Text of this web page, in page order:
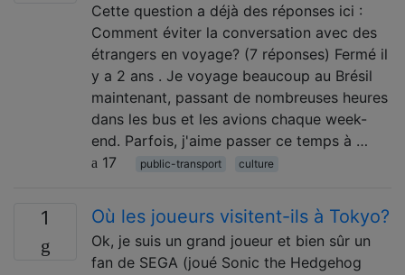
Cette question a déjà des réponses ici :
Comment éviter la conversation avec des
étrangers en voyage? (7 réponses) Fermé il
y a 2 ans . Je voyage beaucoup au Brésil
maintenant, passant de nombreuses heures
dans les bus et les avions chaque week-
end. Parfois, j'aime passer ce temps à …
17
public-transport culture
1 Où les joueurs visitent-ils à Tokyo?
Ok, je suis un grand joueur et bien sûr un
fan de SEGA (joué Sonic the Hedgehog